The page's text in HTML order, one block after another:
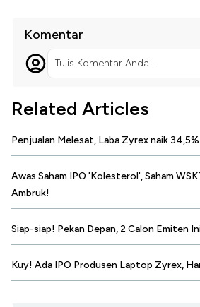
Komentar
Tulis Komentar Anda...
Related Articles
Penjualan Melesat, Laba Zyrex naik
Awas Saham IPO 'Kolesterol', Saham
Ambruk!
Siap-siap! Pekan Depan, 2 Calon Emiten
Kuy! Ada IPO Produsen Laptop Zyrex,